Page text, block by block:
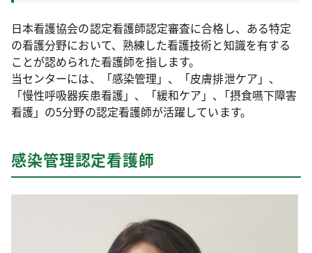
日本看護協会の認定看護師認定審査に合格し、ある特定
の看護分野において、熟練した看護技術と知識を有する
ことが認められた看護師を指します。
当センターには、「感染管理」、「皮膚排泄ケア」、
「慢性呼吸器疾患看護」、「緩和ケア」、｢摂食嚥下障害
看護」の5分野の認定看護師が活躍しています。
感染管理認定看護師